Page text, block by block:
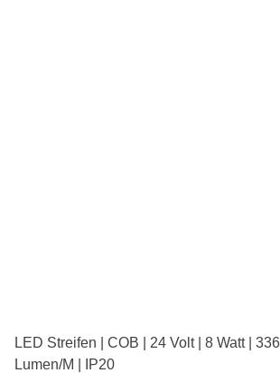
LED Streifen | COB | 24 Volt | 8 Watt |
Lumen/M | IP20